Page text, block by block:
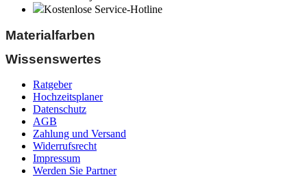
Kostenlose Service-Hotline
Materialfarben
Wissenswertes
Ratgeber
Hochzeitsplaner
Datenschutz
AGB
Zahlung und Versand
Widerrufsrecht
Impressum
Werden Sie Partner